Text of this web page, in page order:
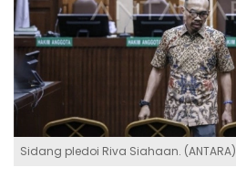
Sidang pledoi Riva Siahaan. (ANTARA)